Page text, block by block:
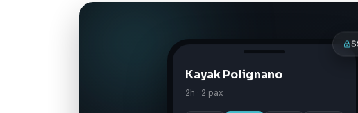
Kayak Polignano
2h · 2 pax